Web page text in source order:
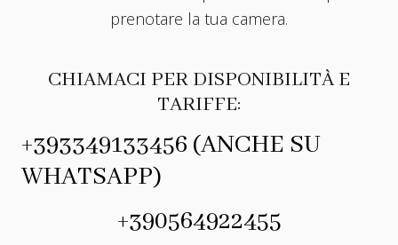
prenotare la tua camera.
CHIAMACI PER DISPONIBILITÀ E
TARIFFE:
+393349133456 (ANCHE SU
WHATSAPP)
+390564922455